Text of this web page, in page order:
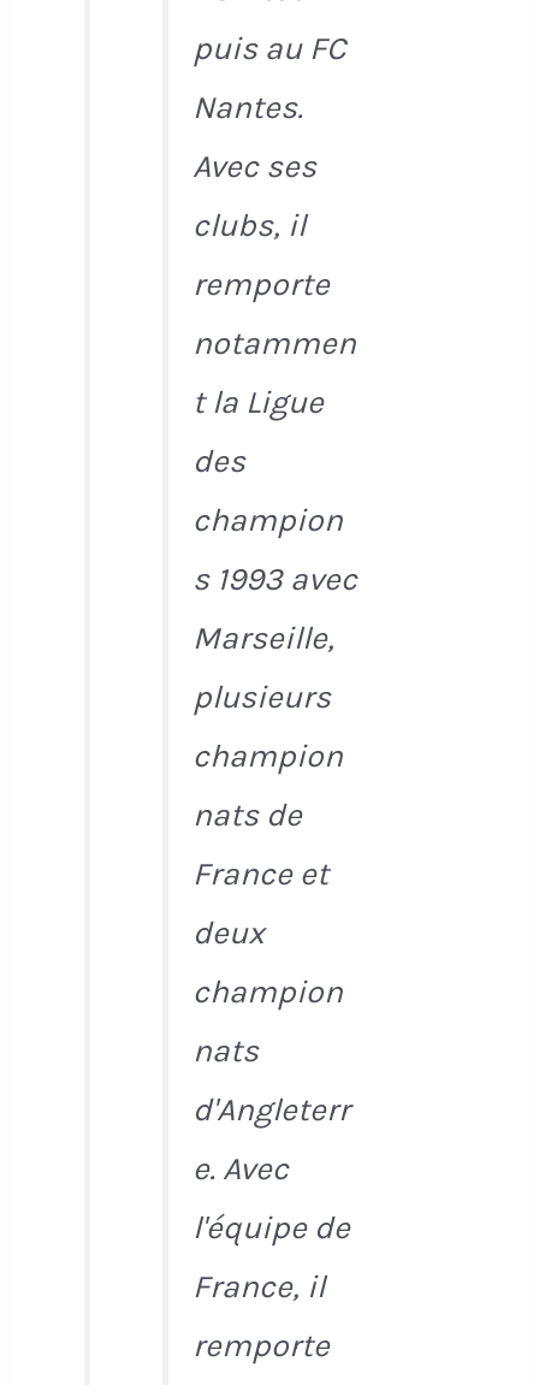
puis au FC
Nantes.
Avec ses
clubs, il
remporte
notammen
t la Ligue
des
champion
s 1993 avec
Marseille,
plusieurs
champion
nats de
France et
deux
champion
nats
d'Angleterr
e. Avec
l'équipe de
France, il
remporte